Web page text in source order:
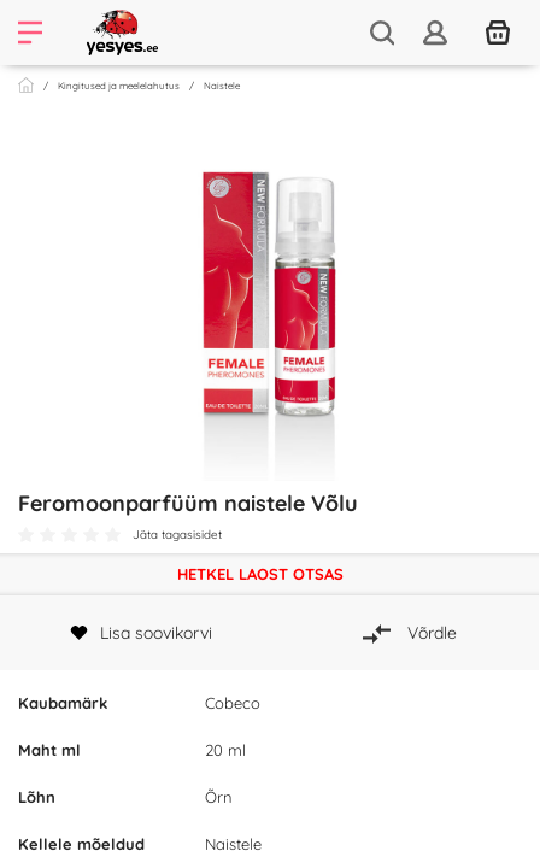
Kingitused ja meelelahutus Naistele
Feromoonparfüüm naistele Võlu
Jäta tagasisidet
Kaubamärk Cobeco
Maht ml 20 ml
Lõhn Õrn
Kellele mõeldud Naistele
HETKEL LAOST OTSAS
Lisa soovikorvi Võrdle